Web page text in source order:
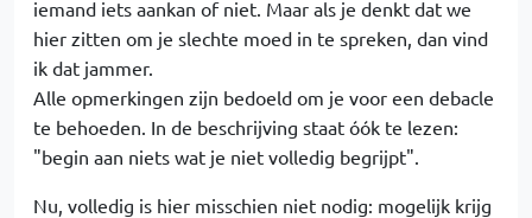
iemand iets aankan of niet. Maar als je denkt dat we
hier zitten om je slechte moed in te spreken, dan vind
ik dat jammer.
Alle opmerkingen zijn bedoeld om je voor een debacle
te behoeden. In de beschrijving staat óók te lezen:
"begin aan niets wat je niet volledig begrijpt".
Nu, volledig is hier misschien niet nodig: mogelijk krijg